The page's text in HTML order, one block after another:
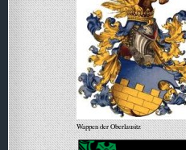
Wappen der Oberlausitz